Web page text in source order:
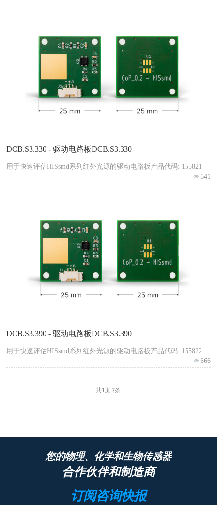
DCB.S3.330 - 驱动电路板DCB.S3.330
用于快速评估HISsmd系列红外光源的驱动电路板产品代码: 155821
641
DCB.S3.390 - 驱动电路板DCB.S3.390
用于快速评估HISsmd系列红外光源的驱动电路板产品代码: 155822
666
共1页7条
您的物理、化学和生物传感器
合作伙伴和制造商
订阅咨询快报